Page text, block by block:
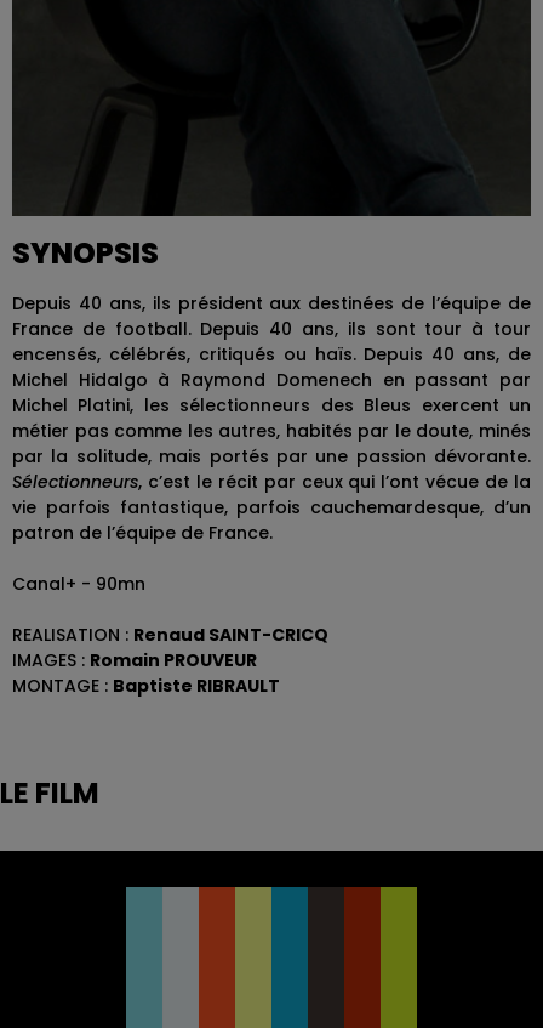
SYNOPSIS
Depuis 40 ans, ils président aux destinées de l’équipe de
France de football. Depuis 40 ans, ils sont tour à tour
encensés, célébrés, critiqués ou haïs. Depuis 40 ans, de
Michel Hidalgo à Raymond Domenech en passant par
Michel Platini, les sélectionneurs des Bleus exercent un
métier pas comme les autres, habités par le doute, minés
par la solitude, mais portés par une passion dévorante.
Sélectionneurs, c’est le récit par ceux qui l’ont vécue de la
vie parfois fantastique, parfois cauchemardesque, d’un
patron de l’équipe de France.
Canal+ - 90mn
REALISATION : Renaud SAINT-CRICQ
IMAGES : Romain PROUVEUR
MONTAGE : Baptiste RIBRAULT
LE FILM